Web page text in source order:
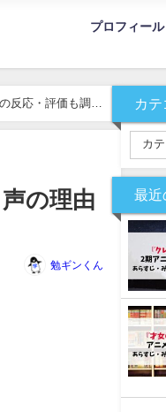
プロフィール
反応・評価も調
の理由
勉ギンくん
カテ
最近